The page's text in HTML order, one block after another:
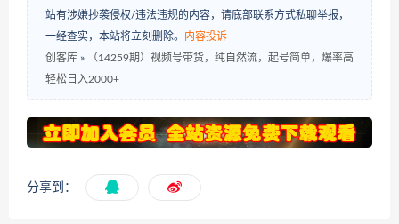
站有涉嫌抄袭侵权/违法违规的内容，请底部联系方式私聊举报，
一经查实，本站将立刻删除。 内容投诉
创客库 »
（14259期）视频号带货，纯自然流，起号简单，爆率高
轻松日入2000+
分享到：